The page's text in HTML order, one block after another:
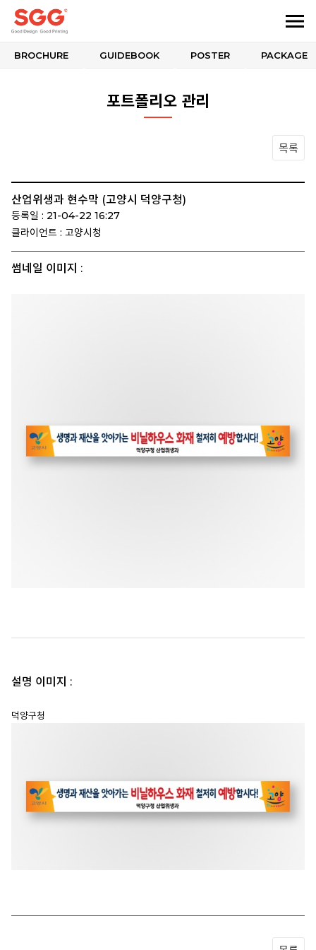
BROCHURE GUIDEBOOK POSTER PACKAGE
포트폴리오 관리
목록
산업위생과 현수막 (고양시 덕양구청)
등록일 : 21-04-22 16:27
클라이언트 : 고양시청
썸네일 이미지 :
설명 이미지 :
덕양구청